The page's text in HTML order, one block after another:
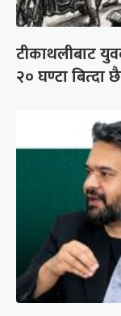
टीकाथलीबाट
२० घण्टा बित्दा